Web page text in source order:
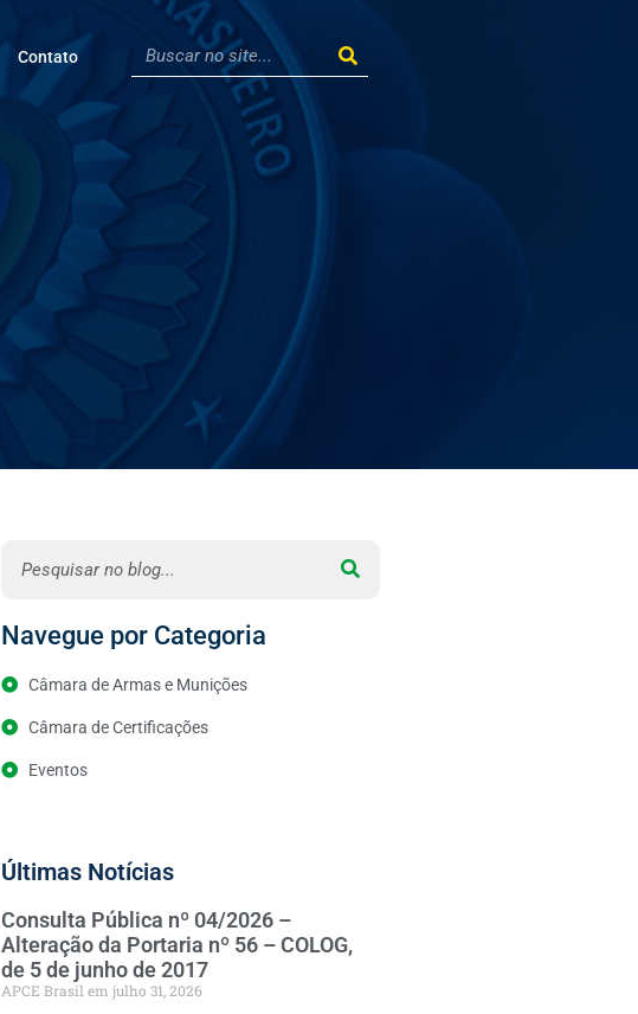
Contato
Navegue por Categoria
Câmara de Armas e Munições
Câmara de Certificações
Eventos
Últimas Notícias
Consulta Pública nº 04/2026 –
Alteração da Portaria nº 56 – COLOG,
de 5 de junho de 2017
APCE Brasil julho 31, 2026